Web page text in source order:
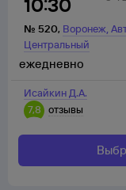
10:30
№ 520, Воронеж,
Центральный
Исайкин Д.А.
7,8
отзывы
ежедневно